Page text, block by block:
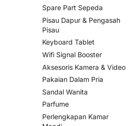
Spare Part Sepeda
Pisau Dapur & Pengasah
Pisau
Keyboard Tablet
Wifi Signal Booster
Aksesoris Kamera & Video
Pakaian Dalam Pria
Sandal Wanita
Parfume
Perlengkapan Kamar